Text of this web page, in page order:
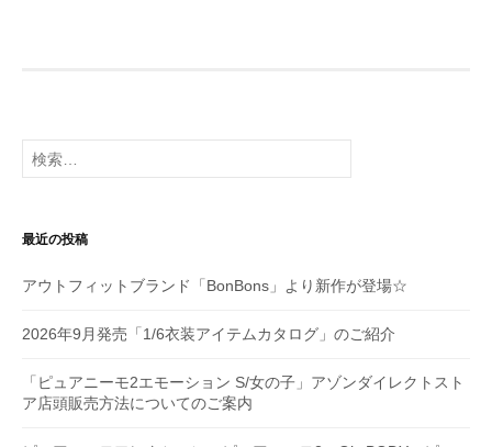
ー
シ
ン
検
索:
最近の投稿
アウトフィットブランド「BonBons」より新作が登場☆
2026年9月発売「1/6衣装アイテムカタログ」のご紹介
「ピュアニーモ2エモーション S/女の子」アゾンダイレクトスト
ア店頭販売方法についてのご案内